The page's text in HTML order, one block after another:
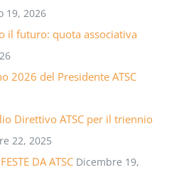
19, 2026
il futuro: quota associativa
2026 del Presidente ATSC
Direttivo ATSC per il triennio
22, 2025
DA ATSC Dicembre 19,